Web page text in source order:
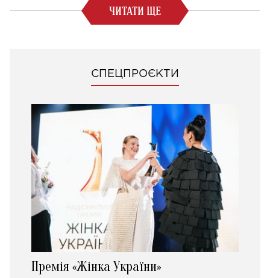
ЧИТАТИ ЩЕ
СПЕЦПРОЄКТИ
Премія «Жінка України»